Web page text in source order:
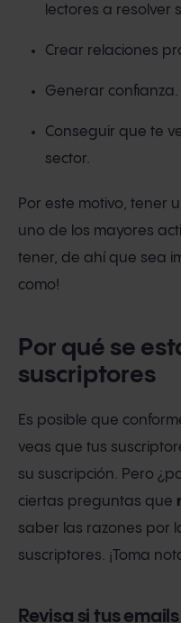
lectores a resolver
Crear relaciones
Generar confianza.
Conseguir que te
sector.
Por este motivo, tener
uno de los mayores
tener, de ahí que sea
como!
Por qué se
suscriptores
Es posible que
veas que tus
su suscripción. Pero
ciertas preguntas que
saber las razones por
suscriptores. ¡Toma
Revisa si tus